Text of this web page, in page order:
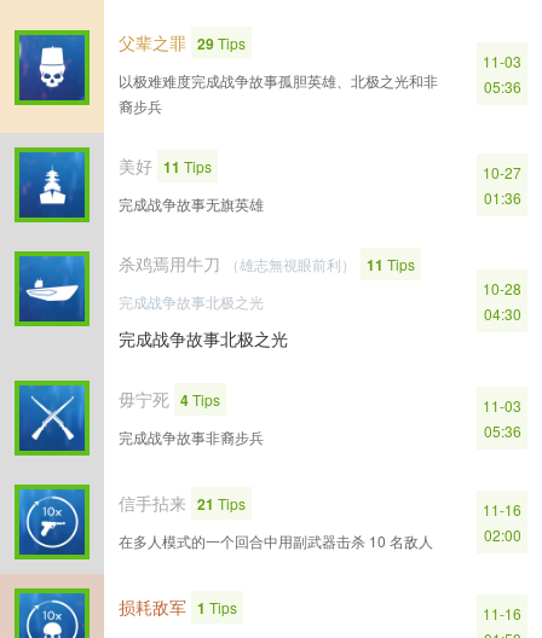
父辈之罪 29Tips
以极难难度完成战争故事孤胆英雄、北极之光和非
裔步兵
11-03
05:36
美好 11 Tips
完成战争故事无旗英雄
10-27
01:36
杀鸡焉用牛刀 （雄志無視眼前利） 11 Tips
完成战争故事北极之光
完成战争故事北极之光
10-28
04:30
毋宁死 4Tips
完成战争故事非裔步兵
11-03
05:36
信手拈来 21 Tips
在多人模式的一个回合中用副武器击杀 10 名敌人
11-16
02:00
损耗敌军 1 Tips
11-16